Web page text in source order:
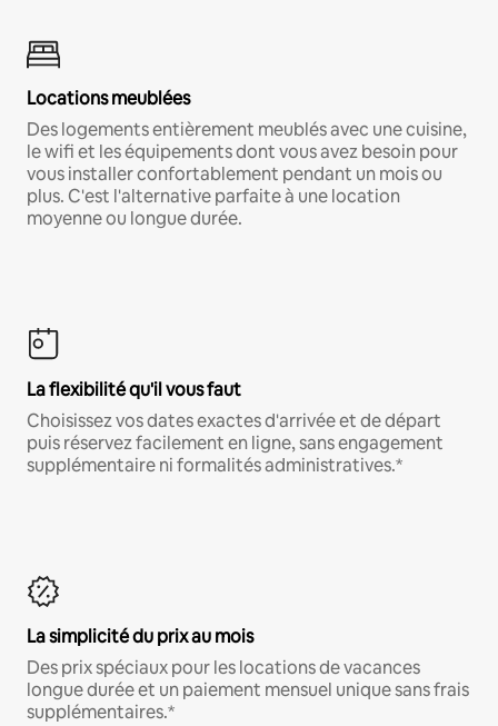
Locations meublées
Des logements entièrement meublés avec une cuisine,
le wifi et les équipements dont vous avez besoin pour
vous installer confortablement pendant un mois ou
plus. C'est l'alternative parfaite à une location
moyenne ou longue durée.
La flexibilité qu'il vous faut
Choisissez vos dates exactes d'arrivée et de départ
puis réservez facilement en ligne, sans engagement
supplémentaire ni formalités administratives.*
La simplicité du prix au mois
Des prix spéciaux pour les locations de vacances
longue durée et un paiement mensuel unique sans frais
supplémentaires.*